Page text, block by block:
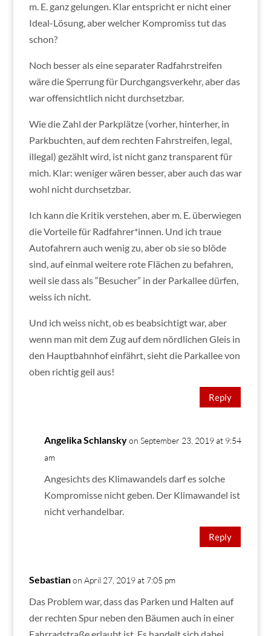
m. E. ganz gelungen. Klar entspricht er nicht einer
Ideal-Lösung, aber welcher Kompromiss tut das
schon?
Noch besser als eine separater Radfahrstreifen
wäre die Sperrung für Durchgangsverkehr, aber das
war offensichtlich nicht durchsetzbar.
Wie die Zahl der Parkplätze (vorher, hinterher, in
Parkbuchten, auf dem rechten Fahrstreifen, legal,
illegal) gezählt wird, ist nicht ganz transparent für
mich. Klar: weniger wären besser, aber auch das war
wohl nicht durchsetzbar.
Ich kann die Kritik verstehen, aber m. E. überwiegen
die Vorteile für Radfahrer*innen. Und ich traue
Autofahrern auch wenig zu, aber ob sie so blöde
sind, auf einmal weitere rote Flächen zu befahren,
weil sie dass als “Besucher” in der Parkallee dürfen,
weiss ich nicht.
Und ich weiss nicht, ob es beabsichtigt war, aber
wenn man mit dem Zug auf dem nördlichen Gleis in
den Hauptbahnhof einfährt, sieht die Parkallee von
oben richtig geil aus!
Reply
Angelika Schlansky on September 23, 2019 at 9:54
am
Angesichts des Klimawandels darf es solche
Kompromisse nicht geben. Der Klimawandel ist
nicht verhandelbar.
Reply
Sebastian on April 27, 2019 at 7:05 pm
Das Problem war, dass das Parken und Halten auf
der rechten Spur neben den Bäumen auch in einer